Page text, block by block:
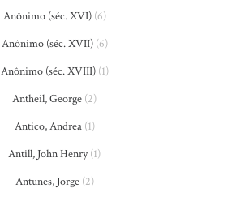
Anônimo (séc. XVI)(6)
Anônimo (séc. XVII)(6)
Anônimo (séc. XVIII)(1)
Antheil, George (2)
Antico, Andrea(1)
Antill, John Henry(1)
Antunes, Jorge(2)